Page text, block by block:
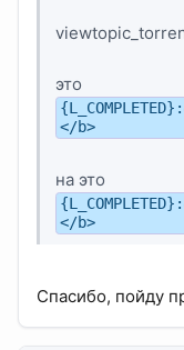
это
</b>
на это
</b>
Спасибо, пойду